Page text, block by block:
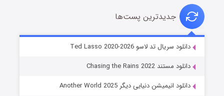
خاندان اژدها فصل ۳
جدیدترین پست‌ها
دانلود سریال تد لاسو Ted Lasso 2020-2026
دانلود مستند Chasing the Rains 2022
دانلود انیمیشن دنیایی دیگر Another World 2025